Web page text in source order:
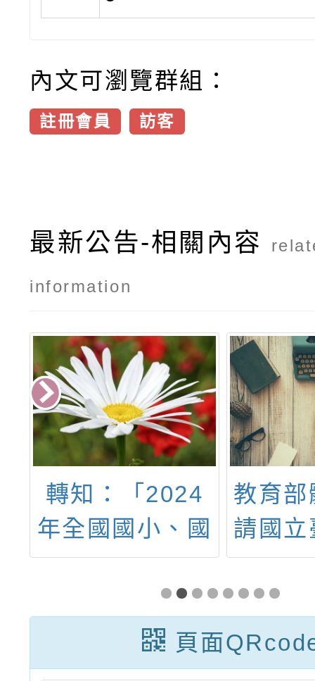
內文可瀏覽群組：
註冊會員 訪客
最新公告-相關內容
information
轉知：「2024
年全國國小、國
中、高中職顧牙
四格漫畫比賽」
教育
請國
運動
「113
教育
畫」
頁面